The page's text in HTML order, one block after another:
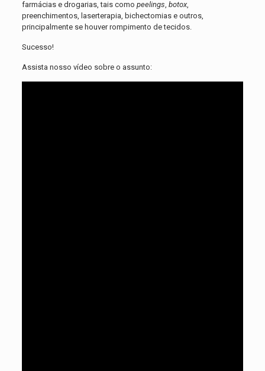
farmácias e drogarias, tais como peelings, botox,
preenchimentos, laserterapia, bichectomias e outros,
principalmente se houver rompimento de tecidos.
Sucesso!
Assista nosso vídeo sobre o assunto: